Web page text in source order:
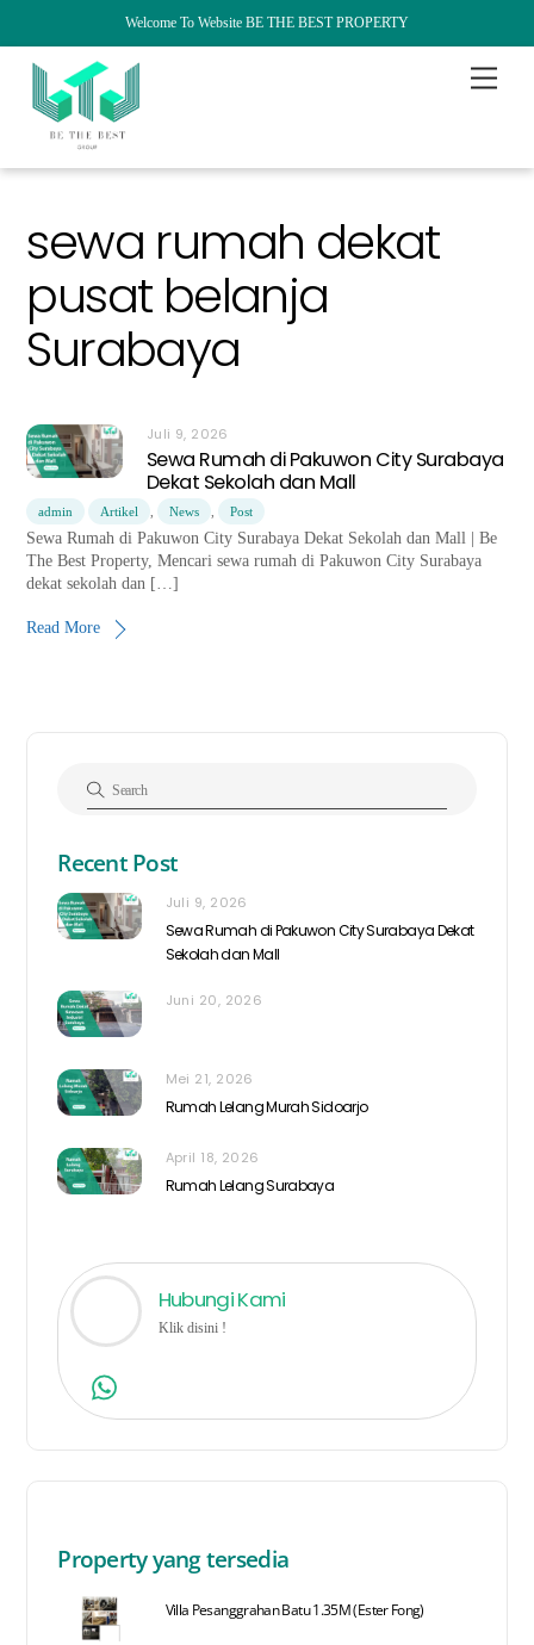
Welcome To Website BE THE BEST PROPERTY
content
Menu
sewa rumah dekat
pusat belanja
Surabaya
Juli 9, 2026
Sewa Rumah di Pakuwon City Surabaya
Dekat Sekolah dan Mall
admin Artikel News Post
Sewa Rumah di Pakuwon City Surabaya Dekat Sekolah dan Mall | Be
The Best Property, Mencari sewa rumah di Pakuwon City Surabaya
dekat sekolah dan […]
Read More
Recent Post
Juli 9, 2026
Sewa Rumah di Pakuwon City Surabaya Dekat
Sekolah dan Mall
Juni 20, 2026
Mei 21, 2026
Rumah Lelang Murah Sidoarjo
April 18, 2026
Rumah Lelang Surabaya
Hubungi Kami
Klik disini !
Property yang tersedia
Villa Pesanggrahan Batu 1.35M (Ester Fong)